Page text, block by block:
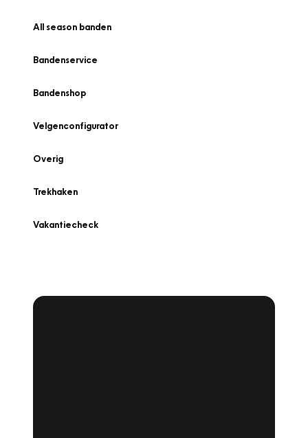
All season banden
Bandenservice
Bandenshop
Velgenconfigurator
Overig
Trekhaken
Vakantiecheck